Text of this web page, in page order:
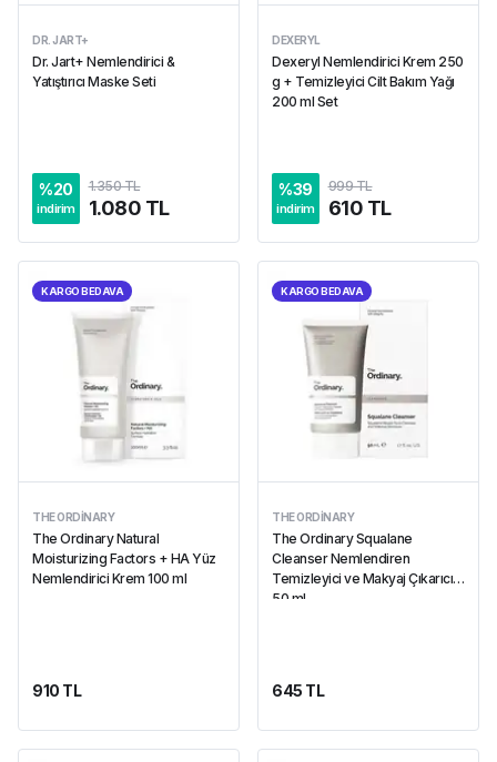
DR. JART+
Dr. Jart+ Nemlendirici &
Yatıştırıcı Maske Seti
%20
indirim
1.350 TL
1.080 TL
DEXERYL
Dexeryl Nemlendirici Krem 250
g + Temizleyici Cilt Bakım Yağı
200 ml Set
%39
indirim
999 TL
610 TL
KARGO BEDAVA
THE ORDINARY
The Ordinary Natural
Moisturizing Factors + HA Yüz
Nemlendirici Krem 100 ml
910 TL
KARGO BEDAVA
THE ORDINARY
The Ordinary Squalane
Cleanser Nemlendiren
Temizleyici ve Makyaj Çıkarıcı
50 ml
645 TL